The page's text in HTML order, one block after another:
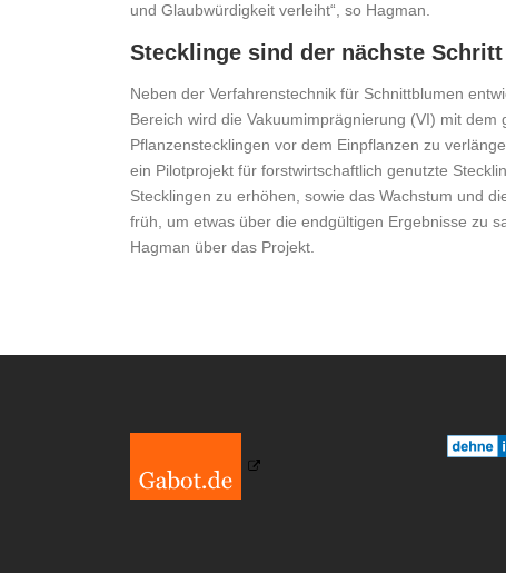
und Glaubwürdigkeit verleiht“, so Hagman.
Stecklinge sind der nächste Schritt
Neben der Verfahrenstechnik für Schnittblumen
Bereich wird die Vakuumimprägnierung (VI) mit
Pflanzenstecklingen vor dem Einpflanzen zu
ein Pilotprojekt für forstwirtschaftlich genutzte
Stecklingen zu erhöhen, sowie das Wachstum und
früh, um etwas über die endgültigen Ergebnisse zu
Hagman über das Projekt.